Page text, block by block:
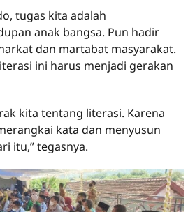
tugas kita adalah
anak bangsa. Pun hadir
dan martabat masyarakat.
ini harus menjadi gerakan
kita tentang literasi. Karena
kata dan menyusun
itu,” tegasnya.